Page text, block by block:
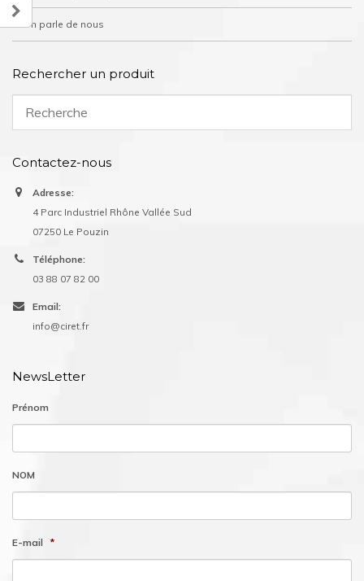
On parle de nous
Rechercher un produit
Contactez-nous
Adresse:
4 Parc Industriel Rhône Vallée Sud
07250 Le Pouzin
Téléphone:
03 88 07 82 00
Email:
info@ciret.fr
NewsLetter
Prénom
NOM
E-mail *